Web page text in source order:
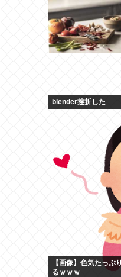
blender挫折した
【画像】色気たっぷ
るｗｗｗ